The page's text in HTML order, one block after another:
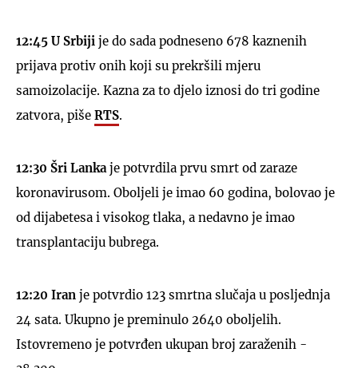
12:45 U Srbiji je do sada podneseno 678 kaznenih
prijava protiv onih koji su prekršili mjeru
samoizolacije. Kazna za to djelo iznosi do tri godine
zatvora, piše RTS.
12:30 Šri Lanka je potvrdila prvu smrt od zaraze
koronavirusom. Oboljeli je imao 60 godina, bolovao je
od dijabetesa i visokog tlaka, a nedavno je imao
transplantaciju bubrega.
12:20 Iran je potvrdio 123 smrtna slučaja u posljednja
24 sata. Ukupno je preminulo 2640 oboljelih.
Istovremeno je potvrđen ukupan broj zaraženih -